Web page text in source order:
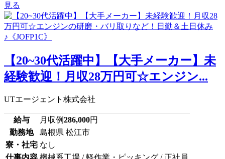
見る
【20~30代活躍中】【大手メーカー】未
経験歓迎！月収28万円可☆エンジン...
UTエージェント株式会社
給与 月収例286,000円
勤務地
島根県 松江市
寮・社宅 なし
仕事内容 機械系工場 / 軽作業・ピッキング / 正社員